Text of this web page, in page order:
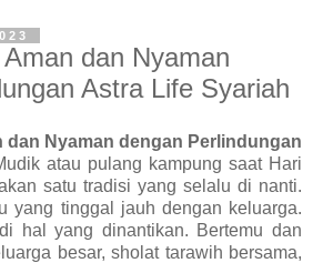
dan Nyaman
Astra Life Syariah
dan Nyaman dengan Perlindungan
atau pulang kampung saat Hari
satu tradisi yang selalu di nanti.
yang tinggal jauh dengan keluarga.
hal yang dinantikan. Bertemu dan
besar, sholat tarawih bersama,